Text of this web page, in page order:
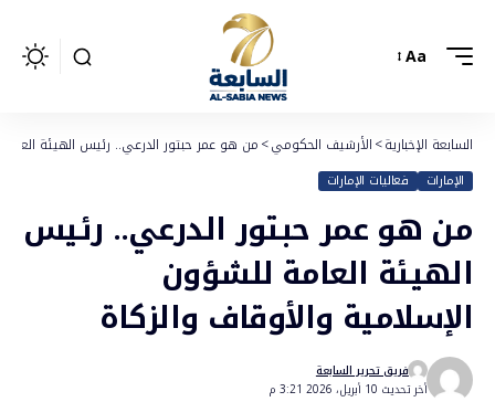
Aa
السابعة الإخبارية>الأرشيف الحكومي>من هو عمر حبتور الدرعي.. رئيس الهيئة
الإمارات فعاليات الإمارات
من هو عمر حبتور الدرعي.. رئيس
الهيئة العامة للشؤون
الإسلامية والأوقاف والزكاة
أخر تحديث 10 أبريل، 2026 3:21 م
فريق تحرير السابعة